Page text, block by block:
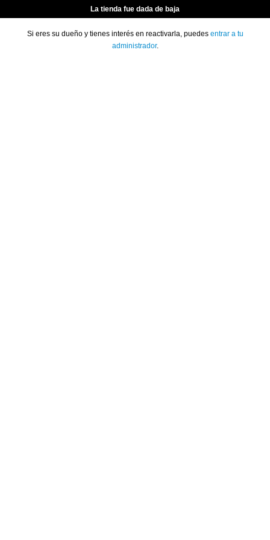
La tienda fue dada de baja
Si eres su dueño y tienes interés en reactivarla, puedes entrar a tu
administrador.